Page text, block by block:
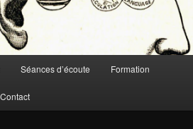
Séances d’écoute Formation
Contact